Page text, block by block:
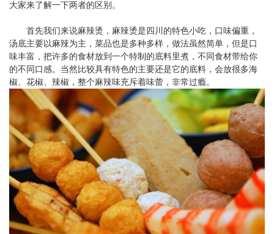
大家来了解一下两者的区别。
首先我们来说麻辣烫，麻辣烫是四川的特色小吃，口味偏重，
汤底主要以麻辣为主，菜品也是多种多样，做法虽然简单，但是口
味丰富，把许多的食材放到一个特制的底料里煮，不同食材带给你
的不同口感。当然比较具有特色的主要还是它的底料，会放很多海
椒、花椒、辣椒，整个麻辣味充斥着味蕾，非常过瘾。